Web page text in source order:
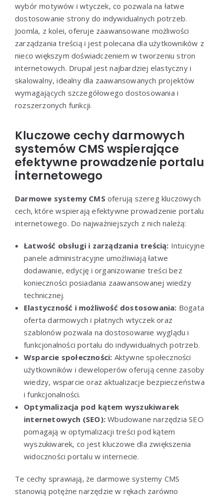
wybór motywów i wtyczek, co pozwala na łatwe
dostosowanie strony do indywidualnych potrzeb.
Joomla, z kolei, oferuje zaawansowane możliwości
zarządzania treścią i jest polecana dla użytkowników z
nieco większym doświadczeniem w tworzeniu stron
internetowych. Drupal jest najbardziej elastyczny i
skalowalny, idealny dla zaawansowanych projektów
wymagających szczegółowego dostosowania i
rozszerzonych funkcji.
Kluczowe cechy darmowych
systemów CMS wspierające
efektywne prowadzenie portalu
internetowego
Darmowe systemy CMS oferują szereg kluczowych
cech, które wspierają efektywne prowadzenie portalu
internetowego. Do najważniejszych z nich należą:
Łatwość obsługi i zarządzania treścią: Intuicyjne
panele administracyjne umożliwiają łatwe
dodawanie, edycję i organizowanie treści bez
konieczności posiadania zaawansowanej wiedzy
technicznej.
Elastyczność i możliwość dostosowania: Bogata
oferta darmowych i płatnych wtyczek oraz
szablonów pozwala na dostosowanie wyglądu i
funkcjonalności portalu do indywidualnych potrzeb.
Wsparcie społeczności: Aktywne społeczności
użytkowników i deweloperów oferują cenne zasoby
wiedzy, wsparcie oraz aktualizacje bezpieczeństwa
i funkcjonalności.
Optymalizacja pod kątem wyszukiwarek
internetowych (SEO): Wbudowane narzędzia SEO
pomagają w optymalizacji treści pod kątem
wyszukiwarek, co jest kluczowe dla zwiększenia
widoczności portalu w internecie.
Te cechy sprawiają, że darmowe systemy CMS
stanowią potężne narzędzie w rękach zarówno